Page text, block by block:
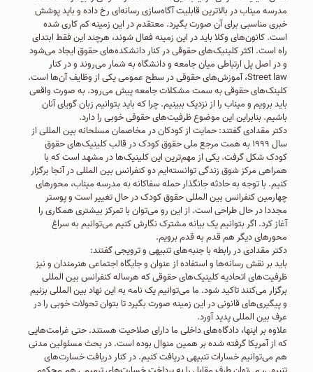
مدرسه میناب در بالاترین قابلیت آگاه‌سازی رسانه‌ای رخ داده و باید پوشش
خبری مناسبی برای آن صورت بگیرد. معتقدم در این زمینه کم کاری شده
است. کانون‌های وکلا باید در این زمینه فعال شوند، هرچند این فقط ابتدای
راه است. اکثر کلینیک‌های حقوقی در کنار دانشکده‌های حقوق ایجاد می‌شود
و در اصل پل ارتباطی میان جامعه و دانشگاه به شمار می‌روند و در کنار
Street law، آموزش‌های حقوقی در سطح عمومی یکی از وظایف آن‌ها است.
کلینک‌های حقوقی به سمت مشکلات جامعه پیش می‌رود. به صورت واقعی
باید برویم و میناب را از نزدیک ببینیم. چرا که باید بتوانیم زبان گویای آنان
باشیم. بنابراین این موضوع ظرفیت‌های حقوقی خوبی را دارد.
دکتر مقدادی گفتند: حمایت از کودکان در مخاصمان مسلحانه بین المللی از
سال ۱۹۹۹ به همت مرجع ملی حقوق کودک در قالب کلینیک‌های حقوق
کودک شکل گرفت. یکی از مهم‌ترین این کلینیک‌ها در مشهد است که با
همراهی مرکز شوق زندگی توانسته‌ایم دو کنفرانس بین المللی در آنجا برگزار
کنیم. با توجه به حادثه جانگذار حمله سفاکانه به مدرسه میناب، محورهای
چهارمین کنفرانس بین المللی حقوق کودک در حال تغییر است و پوستر
مجددا در حال طراحی است. از این رو می‌توان با تمرکز بیشتری همکاری را
آغاز کرد. اگر بتوانیم یک بیانه مشترک نگارش کنیم می‌توانیم به سراغ
محورهای دیگر هم قدم به قدم برویم.
دکتر مقدادی در رابطه با جنبه‌های تنبیهی و ترویجی گفتند:
باید بر نقش رسانه‌ها و استفاده از عنوان و جایگاه اجتماعی هنرمندان و نیز
ظرفیت‌های اتحادیه کلینیک‌های حقوقی که هرساله کنفرانس بین المللی
برگزار می‌کنند تاکید شود. ما می‌توانیم یک نامه به این نهاد بین المللی بزنیم
و پیگیری‌های قانونی در این زمینه صورت بگیرد تا بتوان تحولات خوبی را در
عرف بین المللی پدید آورد.
علاوه بر اینها، دادگاه‌های داخلی ما دارای صلاحیت هستند. حتی غرامت‌هایی
که از آمریکا گرفته شده بر همین منوال بوده است. در بحث مسئولین مدنی
هم می‌توانیم خسارات تنبیهی دریافت کنیم. در کنار دریافت خسارت‌های